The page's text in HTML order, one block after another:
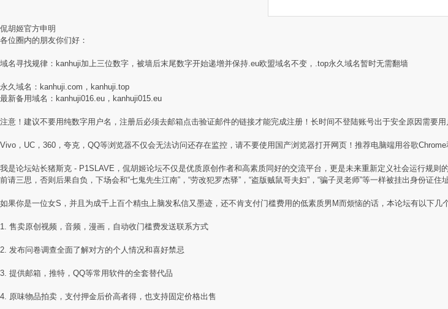
侃胡姬官方申明
各位圈内的朋友你们好：
域名寻找规律：kanhuji加上三位数字，被墙后末尾数字开始递增并保持.eu欧盟域名不变，.top永久域名暂时无需翻墙
永久域名：kanhuji.com，kanhuji.top
最新备用域名：kanhuji016.eu，kanhuji015.eu
注意！建议不要用纯数字用户名，注册后必须去邮箱点击验证邮件的链接才能完成注册！长时间不登陆账号出于安全原因需要用
Vivo，UC，360，夸克，QQ等浏览器不仅会无法访问还存在监控，请不要使用国产浏览器打开网页！推荐电脑端用谷歌
我是论坛站长猪斯克 - P1SLAVE，侃胡姬论坛不仅是优质原创作者和高素质同好的交流平台，更是未来重新定义社会运行规
前请三思，否则后果自负，下场会和“七鬼先生江南”，“劳改犯罗杰驿”，“盗版贼鼠哥夫妇”，“骗子灵老师”等一样被挂出身份证住
如果你是一位女S，并且为成千上百个精虫上脑发私信又墨迹，还不肯支付门槛费用的低素质男M而烦恼的话，本论坛有以下几
1. 售卖原创视频，音频，漫画，自动收门槛费发送联系方式
2. 发布问卷调查全面了解对方的个人情况和喜好禁忌
3. 提供邮箱，推特，QQ等常用软件的全套替代品
4. 原味物品拍卖，支付押金后价高者得，也支持固定价格出售